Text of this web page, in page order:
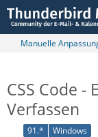
Manuelle
CSS Code
Verfassen
91.* Windows